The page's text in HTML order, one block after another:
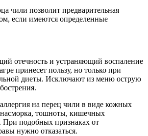
чили позволит предварительная
если имеются определенные
отечность и устраняющий воспаление
принесет пользу, но только при
диеты. Исключают из меню острую
на перец чили в виде кожных
тошноты, кишечных
При подобных признаках от
нужно отказаться.